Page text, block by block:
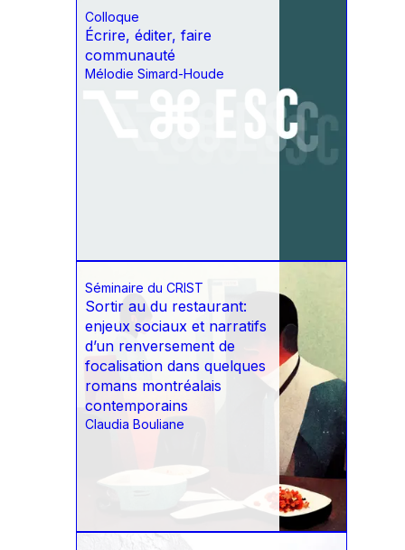
Colloque
Écrire, éditer, faire
communauté
Mélodie Simard-Houde
Séminaire du CRIST
Sortir au du restaurant:
enjeux sociaux et narratifs
d’un renversement de
focalisation dans quelques
romans montréalais
contemporains
Claudia Bouliane